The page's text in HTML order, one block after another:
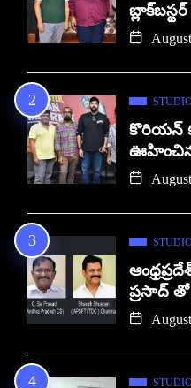
బ్లాక్‌బస్టర్
కొరియన్
ఊహించిన
ప్రసాద్ తో